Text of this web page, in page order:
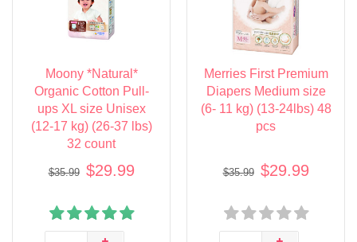
Moony *Natural*
Organic Cotton Pull-
ups XL size Unisex
(12-17 kg) (26-37 lbs)
32 count
$35.99 $29.99
Merries First Premium
Diapers Medium size
(6- 11 kg) (13-24lbs) 48
pcs
$35.99 $29.99